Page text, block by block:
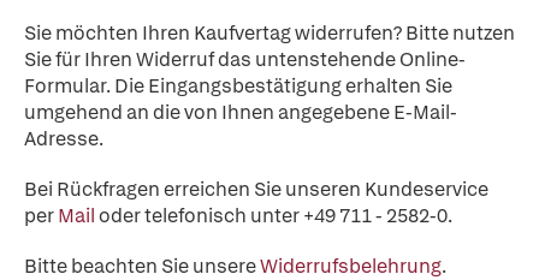
Sie möchten Ihren Kaufvertag widerrufen? Bitte nutzen
Sie für Ihren Widerruf das untenstehende Online-
Formular. Die Eingangsbestätigung erhalten Sie
umgehend an die von Ihnen angegebene E-Mail-
Adresse.
Bei Rückfragen erreichen Sie unseren Kundeservice
perMailoder telefonisch unter +49 711 - 2582-0.
Bitte beachten Sie unsereWiderrufsbelehrung.